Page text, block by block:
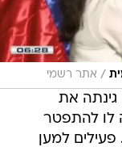
/ אתר רשמי
גינתה את
לו להתפטר
פעילים למען